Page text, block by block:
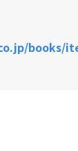
items/